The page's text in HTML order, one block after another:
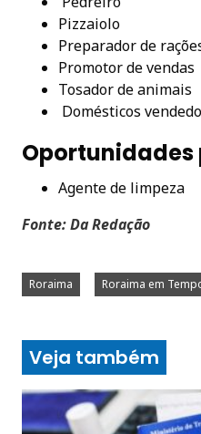
Pizzaiolo
Preparador de
Promotor de vendas
Tosador de animais
Domésticos
Oportunidades
Agente de limpeza
Fonte: Da Redação
Roraima Roraima em
Veja também